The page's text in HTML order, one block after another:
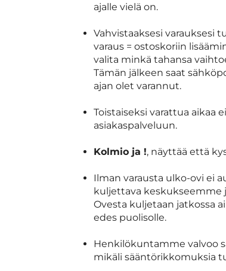
ajalle vielä on.
Vahvistaaksesi varauksesi
varaus = ostoskoriin
valita minkä tahansa
Tämän jälkeen saat
ajan olet varannut.
Toistaiseksi varattua aikaa
asiakaspalveluun.
Kolmio ja !, näyttää että
Ilman varausta ulko-ovi ei
kuljettava keskukseemme
Ovesta kuljetaan jatkossa
edes puolisolle.
Henkilökuntamme valvoo
mikäli sääntörikkomuksia